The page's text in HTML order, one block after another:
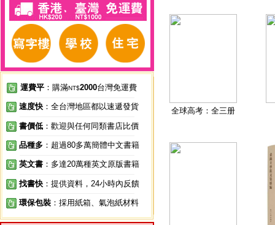
運費平 ：購滿NT$2000台灣免運費
速度快 ：全台灣地區都以速遞發貨
書價低 ：歡迎與任何同類書店比價
品種多 ：超過80多萬簡體中文書籍
英文書 ：多達20萬種英文原版書籍
找書快 ：提供資料，24小時內反饋
環保包裝 ：採用紙箱、氣泡紙材料
全球高考：全三册